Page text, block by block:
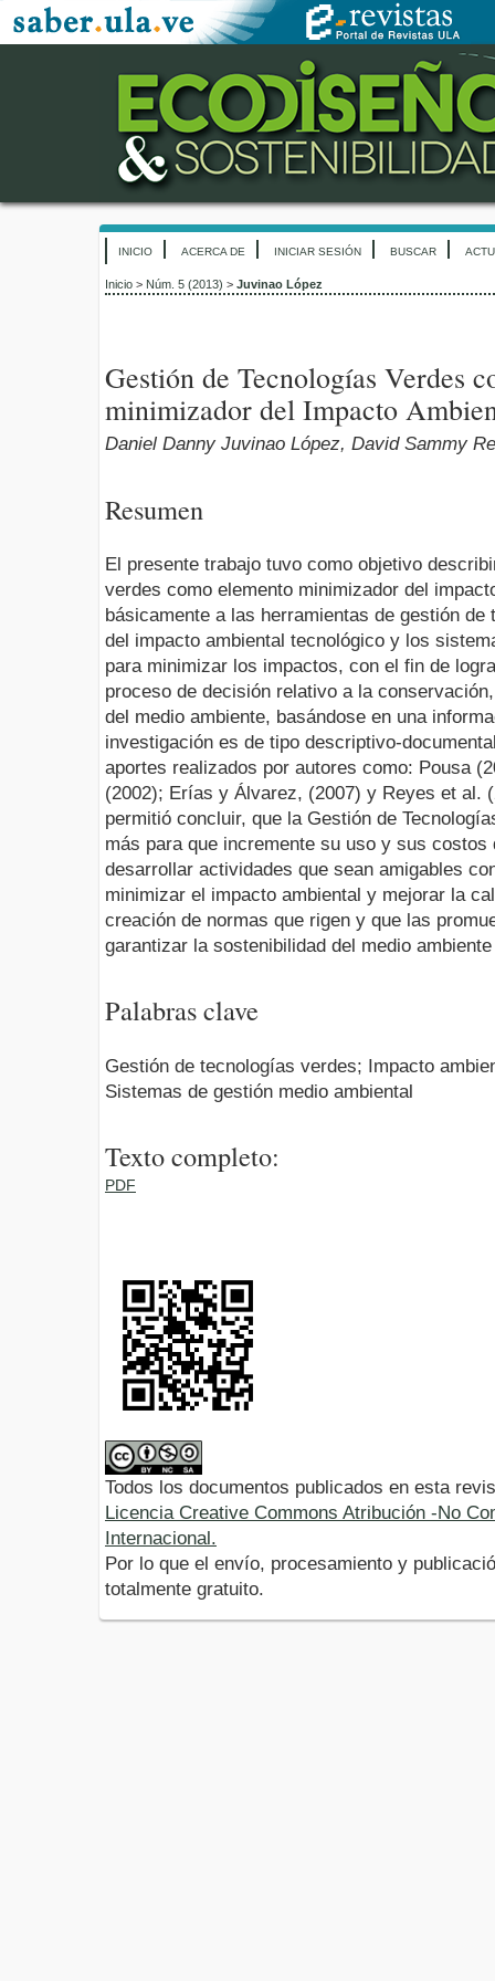
INICIO ACERCA DE INICIAR SESIÓN BUSCAR
Inicio > Núm. 5 (2013) > Juvinao López
Gestión de Tecnologías Verdes
minimizador del Impacto
Daniel Danny Juvinao López, David Sammy
Resumen
El presente trabajo tuvo como objetivo
verdes como elemento minimizador del
básicamente a las herramientas de gestión
del impacto ambiental tecnológico y los
para minimizar los impactos, con el fin de
proceso de decisión relativo a la
del medio ambiente, basándose en una
investigación es de tipo descriptivo-
aportes realizados por autores como: Pousa
(2002); Erías y Álvarez, (2007) y Reyes et al.
permitió concluir, que la Gestión de
más para que incremente su uso y sus
desarrollar actividades que sean amigables
minimizar el impacto ambiental y mejorar la
creación de normas que rigen y que las
garantizar la sostenibilidad del medio
Palabras clave
Gestión de tecnologías verdes; Impacto
Sistemas de gestión medio ambiental
Texto completo:
PDF
Todos los documentos publicados en esta
Licencia Creative Commons Atribución -No
Internacional.
Por lo que el envío, procesamiento y
totalmente gratuito.